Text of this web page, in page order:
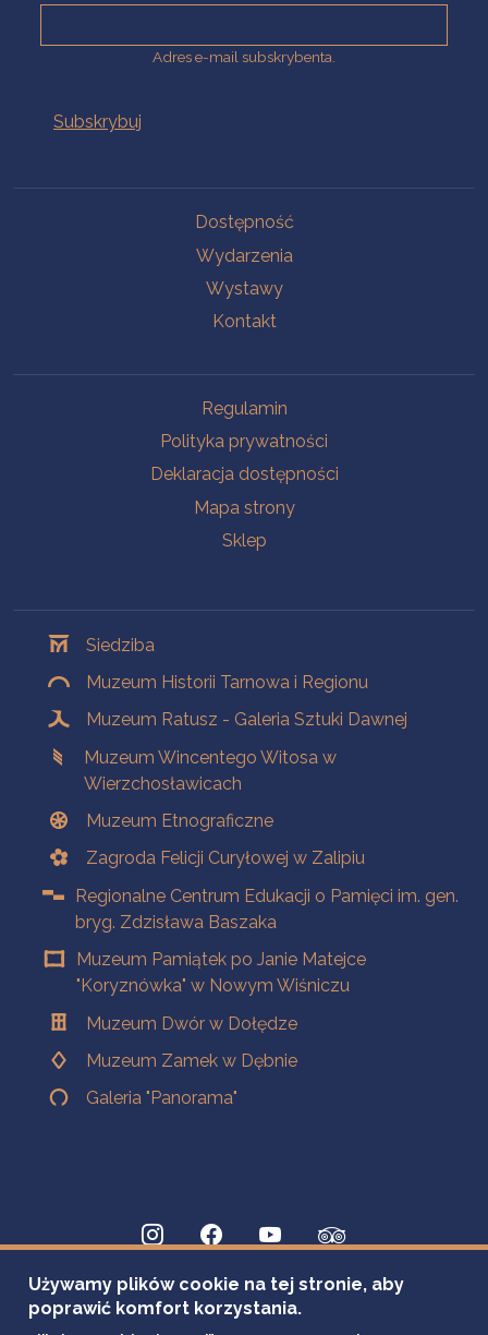
Adres e-mail subskrybenta.
Dostępność
Wydarzenia
Wystawy
Kontakt
Regulamin
Polityka prywatności
Deklaracja dostępności
Mapa strony
Sklep
Siedziba
Muzeum Historii Tarnowa i Regionu
Muzeum Ratusz - Galeria Sztuki Dawnej
Muzeum Wincentego Witosa w
Wierzchosławicach
Muzeum Etnograficzne
Zagroda Felicji Curyłowej w Zalipiu
Regionalne Centrum Edukacji o Pamięci im. gen.
bryg. Zdzisława Baszaka
Muzeum Pamiątek po Janie Matejce
"Koryznówka" w Nowym Wiśniczu
Muzeum Dwór w Dołędze
Muzeum Zamek w Dębnie
Galeria "Panorama"
Używamy plików cookie na tej stronie, aby
poprawić komfort korzystania.